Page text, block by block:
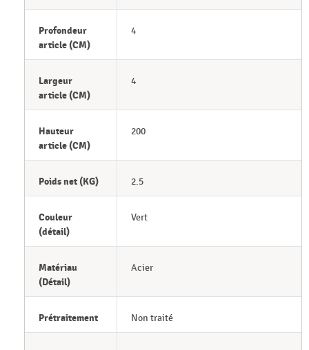
Profondeur
article (CM)
4
Largeur
article (CM)
4
Hauteur
article (CM)
200
Poids net (KG) 2.5
Couleur
(détail)
Vert
Matériau
(Détail)
Acier
Prétraitement Non traité